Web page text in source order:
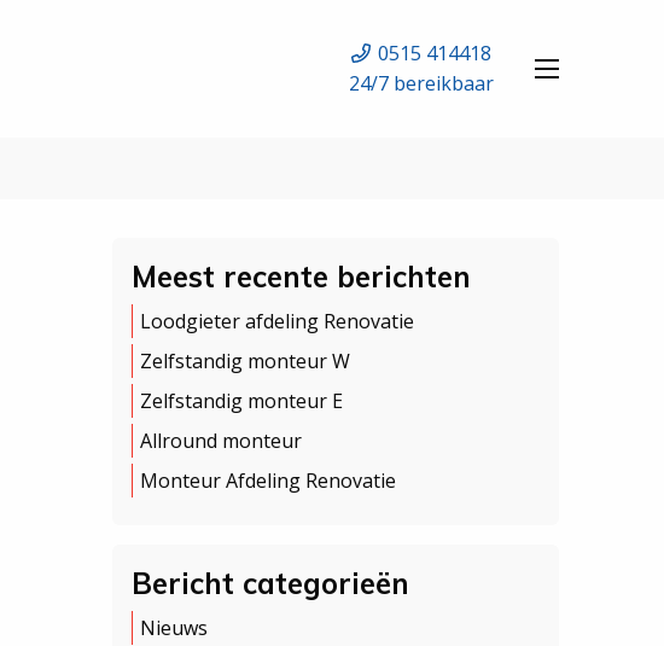
0515 414418
24/7 bereikbaar
Meest recente berichten
Loodgieter afdeling Renovatie
Zelfstandig monteur W
Zelfstandig monteur E
Allround monteur
Monteur Afdeling Renovatie
Bericht categorieën
Nieuws